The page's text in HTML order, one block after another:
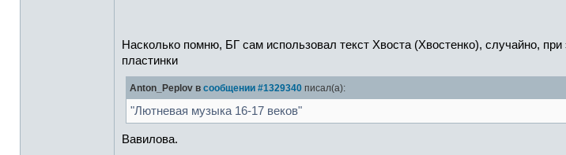
Насколько помню, БГ сам использовал текст Хвоста (Хвостенко), случайно,
пластинки
Anton_Peplov в сообщении #1329340 писал(а):
"Лютневая музыка 16-17 веков"
Вавилова.